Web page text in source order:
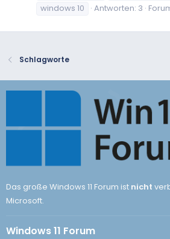
windows 10
Antworten: 3
Schlagworte
Das große Windows 11 Forum ist nicht
Microsoft.
Windows 11 Forum